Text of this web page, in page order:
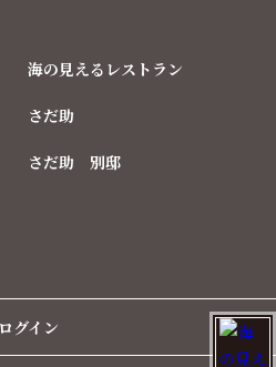
海の見えるレストラン
さだ助
さだ助 別邸
ログイン